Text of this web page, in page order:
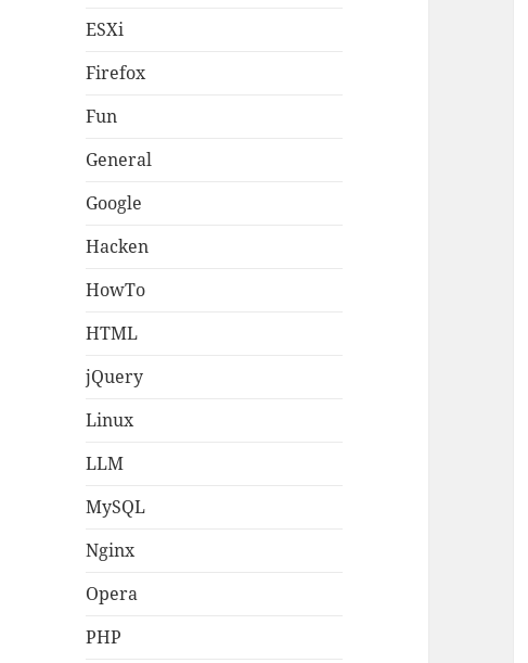
ESXi
Firefox
Fun
General
Google
Hacken
HowTo
HTML
jQuery
Linux
LLM
MySQL
Nginx
Opera
PHP